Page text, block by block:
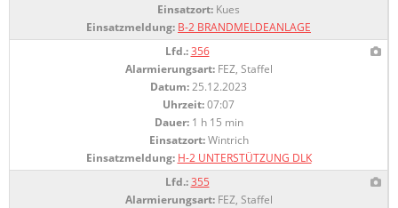
Einsatzort: Kues
Einsatzmeldung: B-2 BRANDMELDEANLAGE
Lfd.: 356
Alarmierungsart:FEZ, Staffel
Datum:25.12.2023
Uhrzeit:07:07
Dauer:1 h 15 min
Einsatzort:Wintrich
Einsatzmeldung: H-2 UNTERSTÜTZUNG DLK
Lfd.: 355
Alarmierungsart:FEZ, Staffel